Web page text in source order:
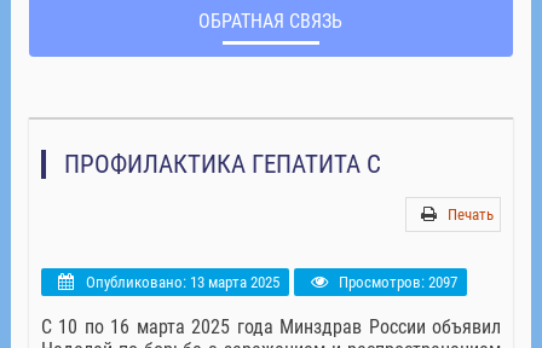
ОБРАТНАЯ СВЯЗЬ
ПРОФИЛАКТИКА ГЕПАТИТА С
Печать
Опубликовано: 13 марта 2025 Просмотров: 2097
С 10 по 16 марта 2025 года Минздрав России объявил